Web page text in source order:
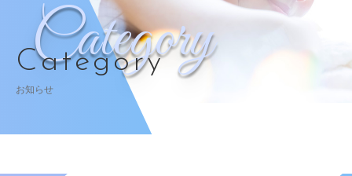
Category
Category
お知らせ